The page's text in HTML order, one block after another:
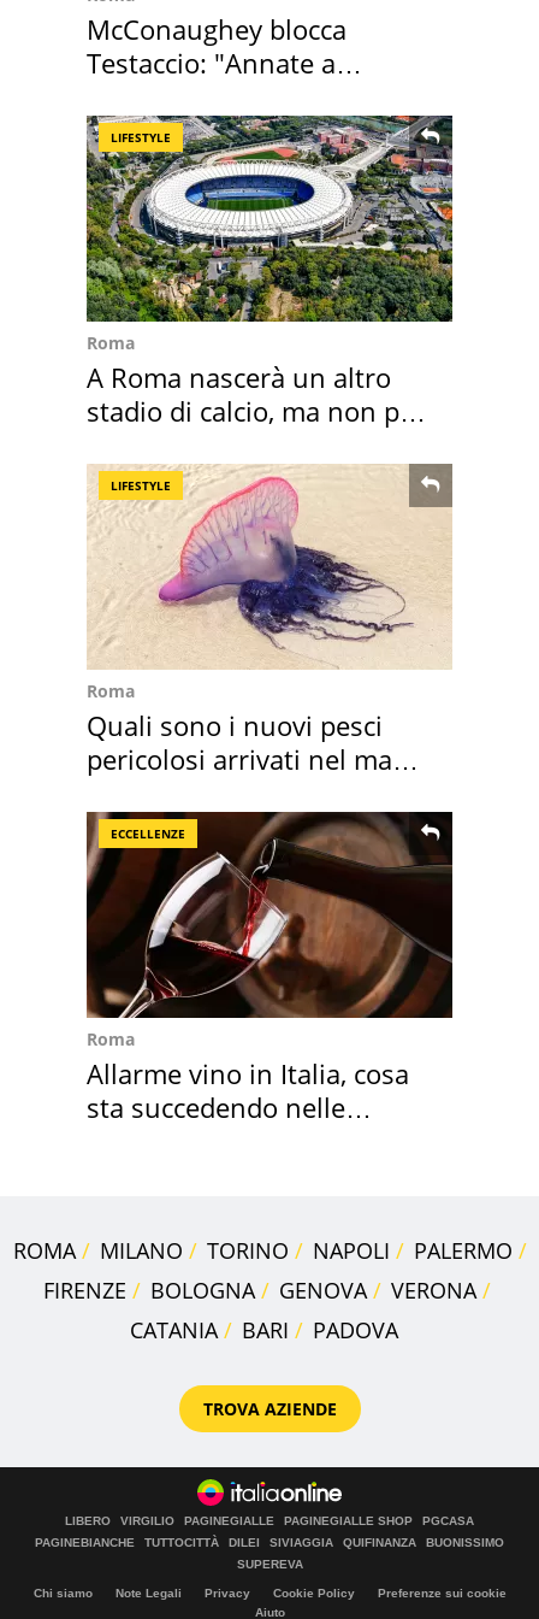
McConaughey blocca
Testaccio: "Annate a
LIFESTYLE
Roma
A Roma nascerà un altro
stadio di calcio, ma non per
LIFESTYLE
Roma
Quali sono i nuovi pesci
pericolosi arrivati nel mar
ECCELLENZE
Roma
Allarme vino in Italia, cosa
sta succedendo nelle
ROMA MILANO TORINO NAPOLI
PALERMO
FIRENZE
BOLOGNA GENOVA
VERONA
CATANIA
BARI PADOVA
TROVA AZIENDE
LIBERO VIRGILIO PAGINEGIALLE PAGINEGIALLE SHOP
PGCASA
PAGINEBIANCHE
TUTTOCITTÀ DILEI SIVIAGGIA QUIFINANZA
BUONISSIMO
SUPEREVA
Chi siamo Note Legali Privacy Cookie Policy
Preferenze sui cookie
Aiuto